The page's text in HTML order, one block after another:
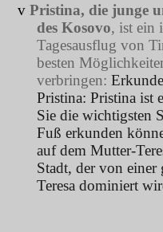
v Pristina, die junge
des Kosovo, ist ein
Tagesausflug von
besten
verbringen:
Pristina: Pristina ist
Sie die wichtigsten
Fuß erkunden
auf dem Mutter-
Stadt, der von
Teresa dominiert